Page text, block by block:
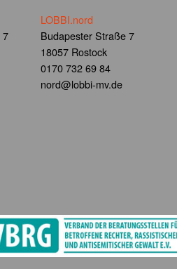
7
LOBBI.nord
Budapester Straße 7
18057 Rostock
0170 732 69 84
nord@lobbi-mv.de